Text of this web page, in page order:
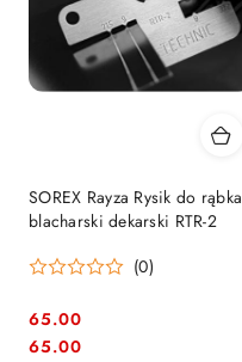
SOREX Rayza Rysik do rąbka
blacharski dekarski RTR-2
(0)
Cena:
65.00
Cena:
65.00